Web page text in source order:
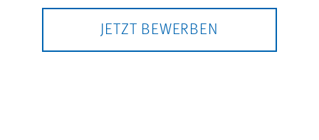
JETZT BEWERBEN